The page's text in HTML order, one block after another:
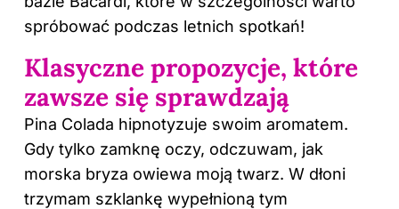
spróbować podczas letnich spotkań!
Klasyczne propozycje, które
zawsze się sprawdzają
Pina Colada hipnotyzuje swoim aromatem.
Gdy tylko zamknę oczy, odczuwam, jak
morska bryza owiewa moją twarz. W dłoni
trzymam szklankę wypełnioną tym